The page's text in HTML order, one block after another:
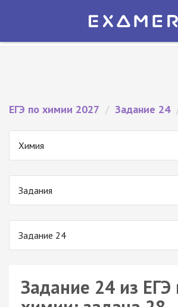
Экзамер — ЕГЭ 2027
ЕГЭ по химии 2027 / Задание 24
Химия
Задания
Задание 24
Задание 24 из ЕГЭ